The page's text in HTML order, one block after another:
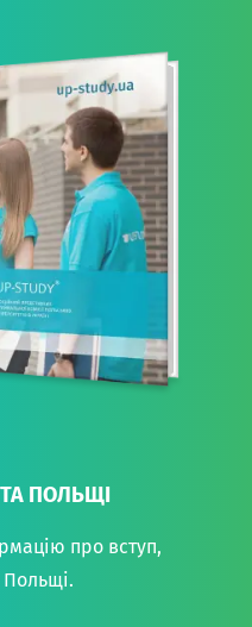
ПОЛЬЩІ
про вступ,